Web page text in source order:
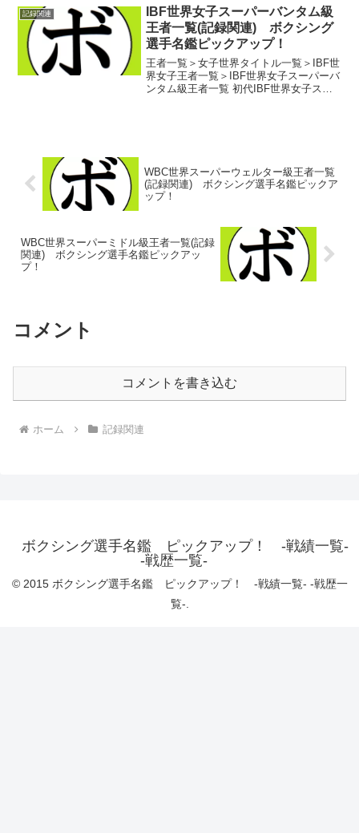
ラー(デンマーク)第3代WBA世界スーパー
ミド...
記録関連
IBF世界女子スーパーバンタム級
王者一覧(記録関連) ボクシング
選手名鑑ピックアップ！
王者一覧＞女子世界タイトル一覧＞IBF世
界女子王者一覧＞IBF世界女子スーパーバ
ンタム級王者一覧 初代IBF世界女子スー
WBC世界スーパーウェルター級王者一覧
(記録関連) ボクシング選手名鑑ピックア
ップ！
WBC世界スーパーミドル級王者一覧(記録
関連) ボクシング選手名鑑ピックアッ
プ！
コメント
コメントを書き込む
ホーム 記録関連
ボクシング選手名鑑 ピックアップ！ -戦績一覧-
-戦歴一覧-
© 2015 ボクシング選手名鑑 ピックアップ！ -戦績一覧- -戦歴一
覧-.